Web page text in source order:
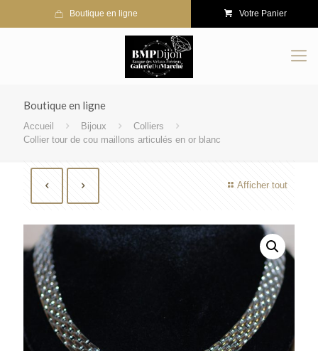
Boutique en ligne Votre Panier
Boutique en ligne
Accueil Bijoux
Colliers
Collier tour de cou maillons articulés en or blanc
Afficher tout